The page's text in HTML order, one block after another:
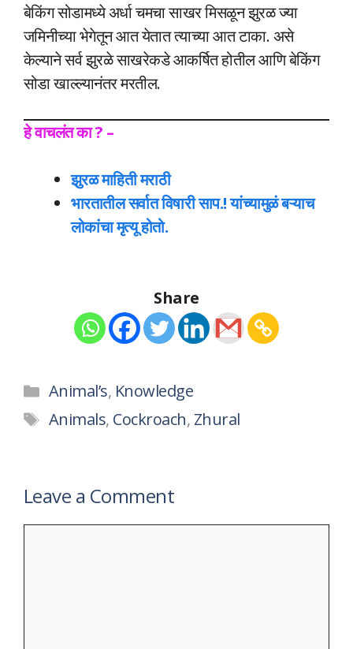
बेकिंग सोडामध्ये अर्धा चमचा साखर मिसळून झुरळ ज्या
जमिनीच्या भेगेतून आत येतात त्याच्या आत टाका. असे
केल्याने सर्व झुरळे साखरेकडे आकर्षित होतील आणि बेकिंग
सोडा खाल्ल्यानंतर मरतील.
हे वाचलंत का ? –
झुरळ माहिती मराठी
भारतातील सर्वात विषारी साप.! यांच्यामुळं बऱ्याच
लोकांचा मृत्यू होतो.
Share
Categories
Animal’s, Knowledge
Tags
Animals, Cockroach, Zhural
Leave a Comment